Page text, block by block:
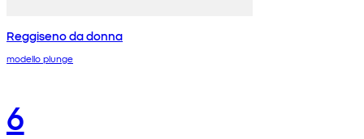
Reggiseno da donna
modello plunge
6